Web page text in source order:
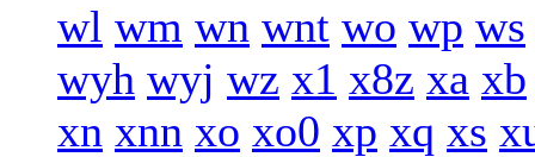
wl wm wn wnt wo wp ws
wyh wyj wz x1 x8z xa xb
xn xnn xo xo0 xp xq xs